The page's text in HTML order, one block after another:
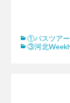
①バスツアー
③河北